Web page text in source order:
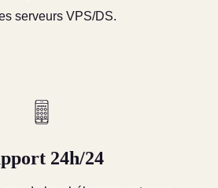
serveurs VPS/DS.
24h/24